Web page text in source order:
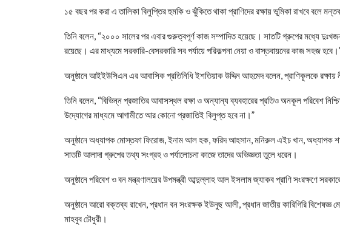
১৫ বছর পর করা এ তালিকা বিলুপ্তির হুমকি ও ঝুঁকিতে থাকা প্রাণিদের রক্ষায় ভূমিকা রাখবে বলে
তিনি বলেন, “২০০০ সালের পর এবার গুরুত্বপূর্ণ কাজ সম্পাদিত হয়েছে। সাতটি গ্রুপের মধ্যে
রয়েছে। এর মাধ্যমে সরকারি-বেসরকারি সব পর্যায়ে পরিকল্পনা নেয়া ও বাস্তবায়নের কাজ সহজ
অনুষ্ঠানে আইইউসিএন এর আবাসিক প্রতিনিধি ইশতিয়াক উদ্দিন আহমেদ বলেন, প্রাণিকূলকে রক্ষায়
তিনি বলেন, “বিভিন্ন প্রজাতির আবাসস্থল রক্ষা ও অন্যান্য ব্যবহারের প্রতিও অনকূল পরিবেশ
উদ্যোগের মাধ্যমে আগামীতে আর কোনো প্রজাতিই বিলুপ্ত হবে না।”
অনুষ্ঠানে অধ্যাপক মোস্তফা ফিরোজ, ইনাম আল হক, ফরিদ আহসান, মনিরুল এইচ খান, অধ্যাপক
সাতটি আলাদা গ্রুপের তথ্য সংগ্রহ ও পর্যালোচনা কাজে তাদের অভিজ্ঞতা তুলে ধরেন।
অনুষ্ঠানে পরিবেশ ও বন মন্ত্রণালয়ের উপমন্ত্রী আব্দুল্লাহ আল ইসলাম জ্যাকব প্রাণি সংরক্ষণে
অনুষ্ঠানে আরো বক্তব্য রাখেন, প্রধান বন সংরক্ষক ইউনুছ আলী, প্রধান জাতীয় কারিগিরি বিশেষজ্ঞ
মাহবুব চৌধুরী।